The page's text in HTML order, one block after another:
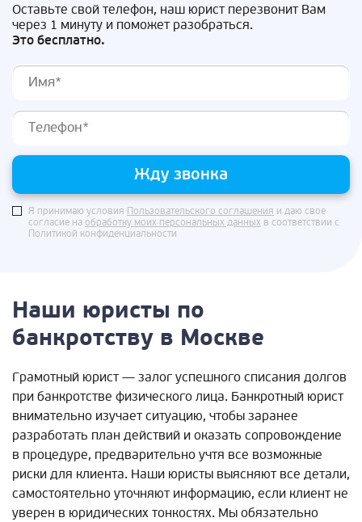
Оставьте свой телефон, наш юрист перезвонит Вам
через 1 минуту и поможет разобраться.
Это бесплатно.
Жду звонка
Я принимаю условия Пользовательского соглашения и даю свое
согласие на обработку моих персональных данных в соответствии с
Политикой конфиденциальности
Наши юристы по
банкротству в Москве
Грамотный юрист — залог успешного списания долгов
при банкротстве физического лица. Банкротный юрист
внимательно изучает ситуацию, чтобы заранее
разработать план действий и оказать сопровождение
в процедуре, предварительно учтя все возможные
риски для клиента. Наши юристы выясняют все детали,
самостоятельно уточняют информацию, если клиент не
уверен в юридических тонкостях. Мы обязательно